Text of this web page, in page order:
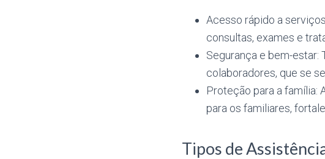
Acesso rápido a
consultas, exames e
Segurança e bem-estar:
colaboradores, que se
Proteção para a família:
para os familiares,
Tipos de